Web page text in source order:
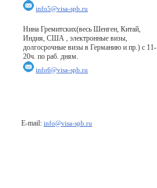
info5@visa-spb.ru
Нина Гремитских(весь Шенген, Китай,
Индия, США , электронные визы,
долгосрочные визы в Германию и пр.) с 11-
20ч. по раб. дням.
info6@visa-spb.ru
E-mail: info@visa-spb.ru